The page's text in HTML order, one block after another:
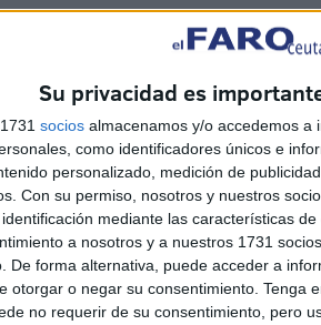
Su privacidad es
socios almacenamos y/o accedemos a
como identificadores únicos e
personalizado, medición de
Con su permiso, nosotros y nuestros
mediante las características
a nosotros y a nuestros 1731
De forma alternativa, puede acceder a
otorgar o negar su consentimiento. Tenga
no requerir de su consentimiento, pero
pondrá sobre la mesa, pues también
un plan de revitalización del
urbanísticas pertinentes”, han
o largo plazo”, asegurando además
de zonas de paso y paseo que
comercio de proximidad para todos